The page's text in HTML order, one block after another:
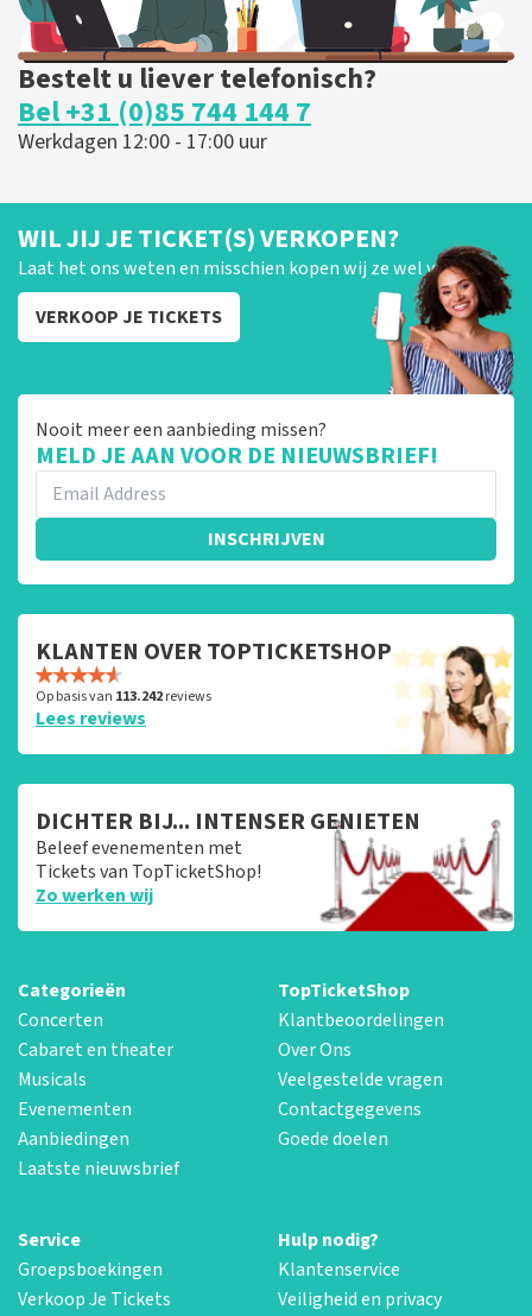
Bestelt u liever telefonisch?
Bel +31 (0)85 744 144 7
Werkdagen 12:00 - 17:00 uur
WIL JIJ JE TICKET(S) VERKOPEN?
Laat het ons weten en misschien kopen wij ze wel van je!
VERKOOP JE TICKETS
Nooit meer een aanbieding missen?
MELD JE AAN VOOR DE NIEUWSBRIEF!
INSCHRIJVEN
KLANTEN OVER TOPTICKETSHOP
Op basis van 113.242reviews
Lees reviews
DICHTER BIJ... INTENSER GENIETEN
Beleef evenementen met
Tickets van TopTicketShop!
Zo werken wij
Categorieën
Concerten
Cabaret en theater
Musicals
Evenementen
Aanbiedingen
Laatste nieuwsbrief
TopTicketShop
Klantbeoordelingen
Over Ons
Veelgestelde vragen
Contactgegevens
Goede doelen
Service
Groepsboekingen
Verkoop Je Tickets
Hulp nodig?
Klantenservice
Veiligheid en privacy